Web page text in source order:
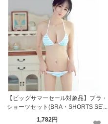
【ビッグサマーセール対象品】ブラ・
ショーツセット(BRA・SHORTS SET)
1,782円